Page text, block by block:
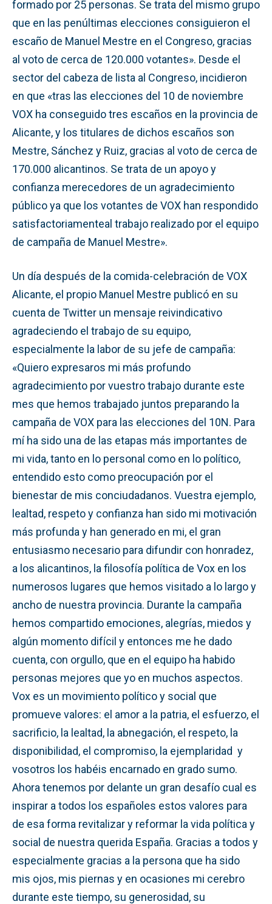
formado por 25 personas. Se trata del mismo grupo
que en las penúltimas elecciones consiguieron el
escaño de Manuel Mestre en el Congreso, gracias
al voto de cerca de 120.000 votantes». Desde el
sector del cabeza de lista al Congreso, incidieron
en que «tras las elecciones del 10 de noviembre
VOX ha conseguido tres escaños en la provincia de
Alicante, y los titulares de dichos escaños son
Mestre, Sánchez y Ruiz, gracias al voto de cerca de
170.000 alicantinos. Se trata de un apoyo y
confianza merecedores de un agradecimiento
público ya que los votantes de VOX han respondido
satisfactoriamenteal trabajo realizado por el equipo
de campaña de Manuel Mestre».
Un día después de la comida-celebración de VOX
Alicante, el propio Manuel Mestre publicó en su
cuenta de Twitter un mensaje reivindicativo
agradeciendo el trabajo de su equipo,
especialmente la labor de su jefe de campaña:
«Quiero expresaros mi más profundo
agradecimiento por vuestro trabajo durante este
mes que hemos trabajado juntos preparando la
campaña de VOX para las elecciones del 10N. Para
mí ha sido una de las etapas más importantes de
mi vida, tanto en lo personal como en lo político,
entendido esto como preocupación por el
bienestar de mis conciudadanos. Vuestra ejemplo,
lealtad, respeto y confianza han sido mi motivación
más profunda y han generado en mi, el gran
entusiasmo necesario para difundir con honradez,
a los alicantinos, la filosofía política de Vox en los
numerosos lugares que hemos visitado a lo largo y
ancho de nuestra provincia. Durante la campaña
hemos compartido emociones, alegrías, miedos y
algún momento difícil y entonces me he dado
cuenta, con orgullo, que en el equipo ha habido
personas mejores que yo en muchos aspectos.
Vox es un movimiento político y social que
promueve valores: el amor a la patria, el esfuerzo, el
sacrificio, la lealtad, la abnegación, el respeto, la
disponibilidad, el compromiso, la ejemplaridad y
vosotros los habéis encarnado en grado sumo.
Ahora tenemos por delante un gran desafío cual es
inspirar a todos los españoles estos valores para
de esa forma revitalizar y reformar la vida política y
social de nuestra querida España. Gracias a todos y
especialmente gracias a la persona que ha sido
mis ojos, mis piernas y en ocasiones mi cerebro
durante este tiempo, su generosidad, su